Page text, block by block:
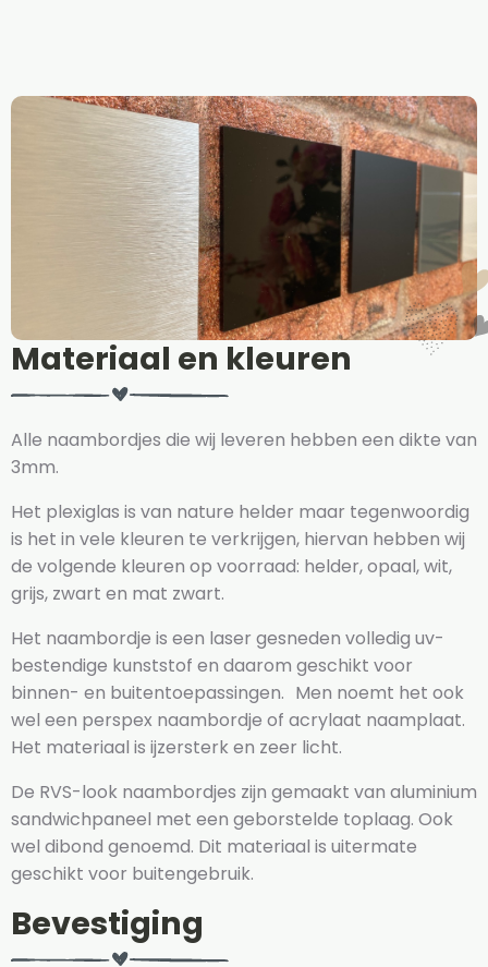
Materiaal en kleuren
Alle naambordjes die wij leveren hebben een dikte van
3mm.
Het plexiglas is van nature helder maar tegenwoordig
is het in vele kleuren te verkrijgen, hiervan hebben wij
de volgende kleuren op voorraad: helder, opaal, wit,
grijs, zwart en mat zwart.
Het naambordje is een laser gesneden volledig uv-
bestendige kunststof en daarom geschikt voor
binnen- en buitentoepassingen. Men noemt het ook
wel een perspex naambordje of acrylaat naamplaat.
Het materiaal is ijzersterk en zeer licht.
De RVS-look naambordjes zijn gemaakt van aluminium
sandwichpaneel met een geborstelde toplaag. Ook
wel dibond genoemd. Dit materiaal is uitermate
geschikt voor buitengebruik.
Bevestiging